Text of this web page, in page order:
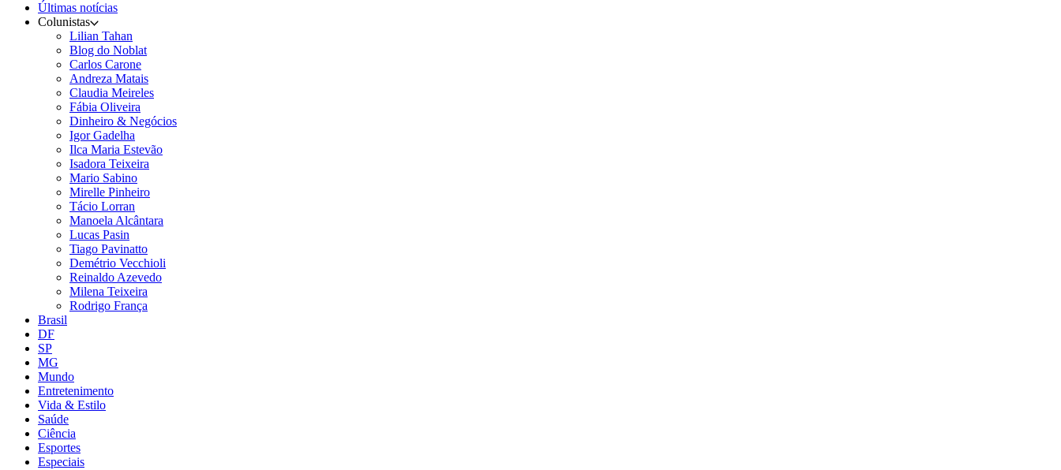
Últimas notícias
Colunistas
Lilian Tahan
Blog do Noblat
Carlos Carone
Andreza Matais
Claudia Meireles
Fábia Oliveira
Dinheiro & Negócios
Igor Gadelha
Ilca Maria Estevão
Isadora Teixeira
Mario Sabino
Mirelle Pinheiro
Tácio Lorran
Manoela Alcântara
Lucas Pasin
Tiago Pavinatto
Demétrio Vecchioli
Reinaldo Azevedo
Milena Teixeira
Rodrigo França
Brasil
DF
SP
MG
Mundo
Entretenimento
Vida & Estilo
Saúde
Ciência
Esportes
Especiais